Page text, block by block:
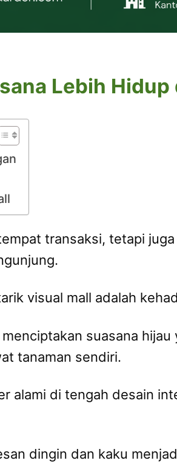
Lebih Hidup
transaksi, tetapi
visual mall adalah
suasana
tanaman sendiri.
alami di tengah desain
dingin dan kaku